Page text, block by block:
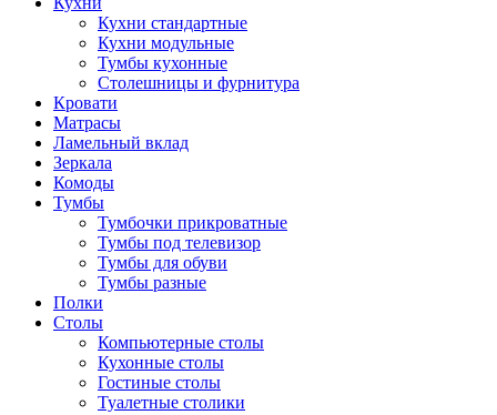
Кухни стандартные
Кухни модульные
Тумбы кухонные
Столешницы и фурнитура
Кровати
Матрасы
Ламельный вклад
Зеркала
Комоды
Тумбы
Тумбочки прикроватные
Тумбы под телевизор
Тумбы для обуви
Тумбы разные
Полки
Столы
Компьютерные столы
Кухонные столы
Гостиные столы
Туалетные столики